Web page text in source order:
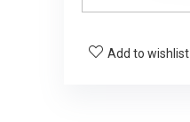
Add to wishlist